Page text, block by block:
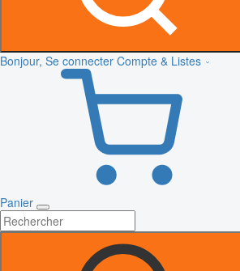
Bonjour, Se connecter Compte & Listes
Panier